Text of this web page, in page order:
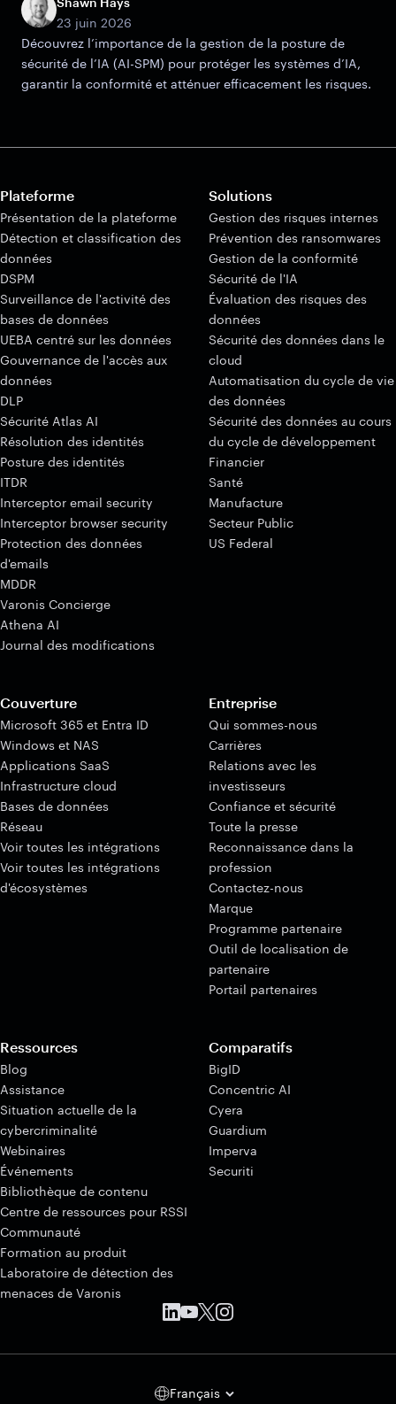
23 juin 2026
Découvrez l’importance de la gestion de la posture de
sécurité de l’IA (AI-SPM) pour protéger les systèmes d’IA,
garantir la conformité et atténuer efficacement les risques.
Plateforme
Présentation de la plateforme
Détection et classification des
données
DSPM
Surveillance de l'activité des
bases de données
UEBA centré sur les données
Gouvernance de l'accès aux
données
DLP
Sécurité Atlas AI
Résolution des identités
Posture des identités
ITDR
Interceptor email security
Interceptor browser security
Protection des données
d'emails
MDDR
Varonis Concierge
Athena AI
Journal des modifications
Solutions
Gestion des risques internes
Prévention des ransomwares
Gestion de la conformité
Sécurité de l'IA
Évaluation des risques des
données
Sécurité des données dans le
cloud
Automatisation du cycle de vie
des données
Sécurité des données au cours
du cycle de développement
Financier
Santé
Manufacture
Secteur Public
US Federal
Couverture
Microsoft 365 et Entra ID
Windows et NAS
Applications SaaS
Infrastructure cloud
Bases de données
Réseau
Voir toutes les intégrations
Voir toutes les intégrations
d'écosystèmes
Entreprise
Qui sommes-nous
Carrières
Relations avec les
investisseurs
Confiance et sécurité
Toute la presse
Reconnaissance dans la
profession
Contactez-nous
Marque
Programme partenaire
Outil de localisation de
partenaire
Portail partenaires
Ressources
Blog
Assistance
Situation actuelle de la
cybercriminalité
Webinaires
Événements
Bibliothèque de contenu
Centre de ressources pour RSSI
Communauté
Formation au produit
Laboratoire de détection des
menaces de Varonis
Comparatifs
BigID
Concentric AI
Cyera
Guardium
Imperva
Securiti
Français